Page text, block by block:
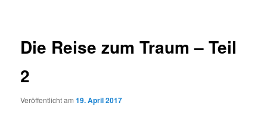
Die Reise zum Traum – Teil
2
Veröffentlicht am19. April 2017